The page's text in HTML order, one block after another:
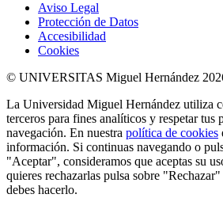
Aviso Legal
Protección de Datos
Accesibilidad
Cookies
© UNIVERSITAS Miguel Hernández
La Universidad Miguel Hernández utiliza
terceros para fines analíticos y respetar tus
navegación. En nuestra política de cookies
información. Si continuas navegando o
"Aceptar", consideramos que aceptas su
quieres rechazarlas pulsa sobre
debes hacerlo.